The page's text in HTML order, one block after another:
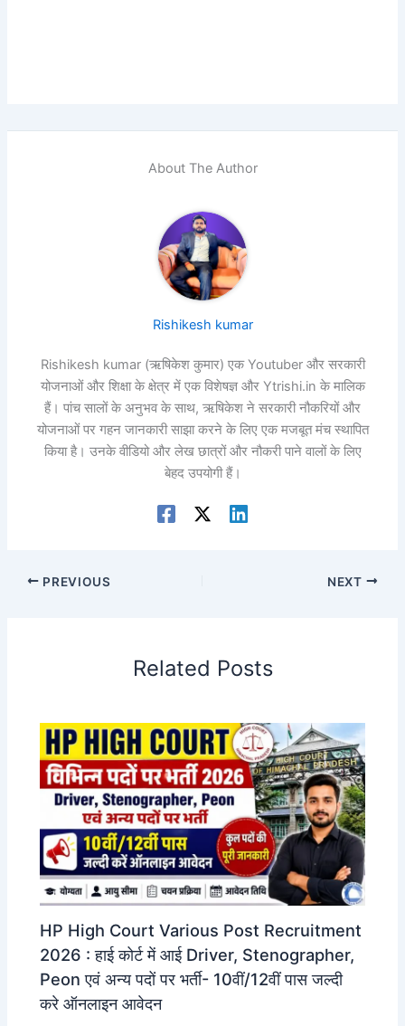
About The Author
Rishikesh kumar
Rishikesh kumar (ऋषिकेश कुमार) एक Youtuber और सरकारी
योजनाओं और शिक्षा के क्षेत्र में एक विशेषज्ञ और Ytrishi.in के मालिक
हैं। पांच सालों के अनुभव के साथ, ऋषिकेश ने सरकारी नौकरियों और
योजनाओं पर गहन जानकारी साझा करने के लिए एक मजबूत मंच स्थापित
किया है। उनके वीडियो और लेख छात्रों और नौकरी पाने वालों के लिए
बेहद उपयोगी हैं।
PREVIOUS NEXT
Related Posts
HP High Court Various Post Recruitment
2026 : हाई कोर्ट में आई Driver, Stenographer,
Peon एवं अन्य पदों पर भर्ती- 10वीं/12वीं पास जल्दी
करे ऑनलाइन आवेदन